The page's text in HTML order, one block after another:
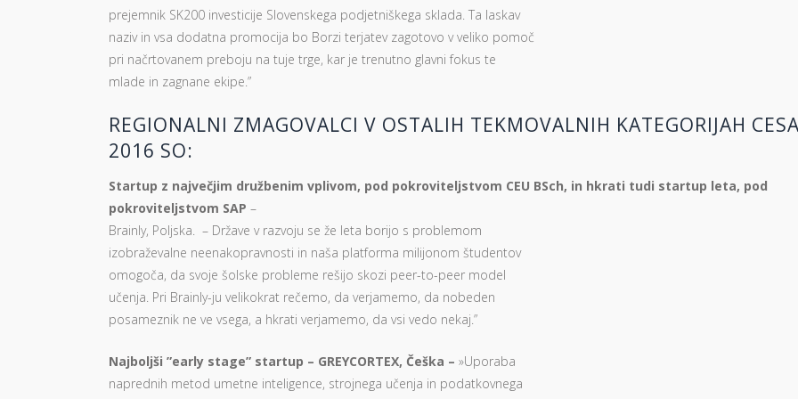
prejemnik SK200 investicije Slovenskega podjetniškega sklada. Ta laskav
naziv in vsa dodatna promocija bo Borzi terjatev zagotovo v veliko pomoč
pri načrtovanem preboju na tuje trge, kar je trenutno glavni fokus te
mlade in zagnane ekipe.”
REGIONALNI ZMAGOVALCI V OSTALIH TEKMOVALNIH KATEGORIJAH
2016 SO:
Startup z največjim družbenim vplivom, pod pokroviteljstvom CEU BSch, in hkrati tudi startup leta, pod
pokroviteljstvom SAP –
Brainly, Poljska. – Države v razvoju se že leta borijo s problemom
izobraževalne neenakopravnosti in naša platforma milijonom študentov
omogoča, da svoje šolske probleme rešijo skozi peer-to-peer model
učenja. Pri Brainly-ju velikokrat rečemo, da verjamemo, da nobeden
posameznik ne ve vsega, a hkrati verjamemo, da vsi vedo nekaj.”
Najboljši ”early stage” startup – GREYCORTEX, Češka – »Uporaba
naprednih metod umetne inteligence, strojnega učenja in podatkovnega